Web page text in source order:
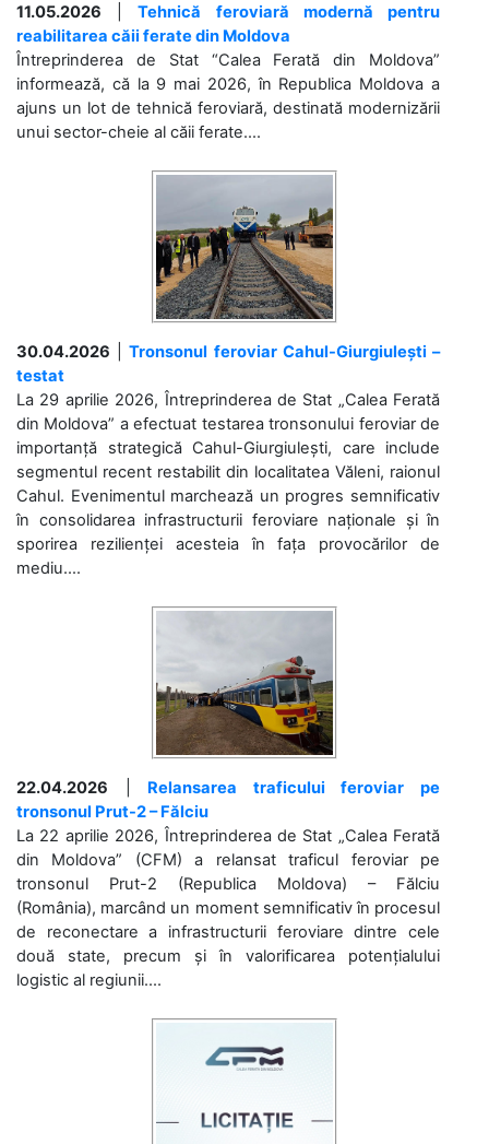
11.05.2026 |Tehnică feroviară modernă pentru
reabilitarea căii ferate din Moldova
Întreprinderea de Stat “Calea Ferată din Moldova”
informează, că la 9 mai 2026, în Republica Moldova a
ajuns un lot de tehnică feroviară, destinată modernizării
unui sector-cheie al căii ferate....
30.04.2026 |Tronsonul feroviar Cahul-Giurgiulești –
testat
La 29 aprilie 2026, Întreprinderea de Stat „Calea Ferată
din Moldova” a efectuat testarea tronsonului feroviar de
importanță strategică Cahul-Giurgiulești, care include
segmentul recent restabilit din localitatea Văleni, raionul
Cahul. Evenimentul marchează un progres semnificativ
în consolidarea infrastructurii feroviare naționale și în
sporirea rezilienței acesteia în fața provocărilor de
mediu....
22.04.2026
Relansarea traficului feroviar pe
tronsonul Prut-2 – Fălciu
La 22 aprilie 2026, Întreprinderea de Stat „Calea Ferată
din Moldova” (CFM) a relansat traficul feroviar pe
tronsonul Prut-2 (Republica Moldova) – Fălciu
(România), marcând un moment semnificativ în procesul
de reconectare a infrastructurii feroviare dintre cele
două state, precum și în valorificarea potențialului
logistic al regiunii....